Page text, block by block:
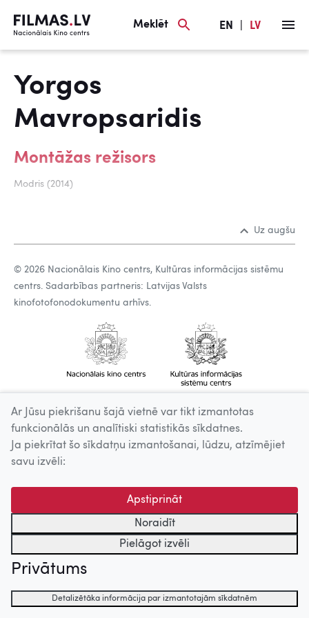
Meklēt EN LV
Yorgos
Mavropsaridis
Montāžas režisors
Modris (2014)
Uz augšu
© 2026 Nacionālais Kino centrs, Kultūras informācijas sistēmu
centrs. Sadarbības partneris: Latvijas Valsts
kinofotofonodokumentu arhīvs.
Ar Jūsu piekrišanu šajā vietnē var tikt izmantotas
funkcionālās un analītiski statistikās sīkdatnes.
Ja piekrītat šo sīkdatņu izmantošanai, lūdzu, atzīmējiet
savu izvēli:
Apstiprināt
Noraidīt
Pielāgot izvēli
Privātums
Detalizētāka informācija par izmantotajām sīkdatnēm